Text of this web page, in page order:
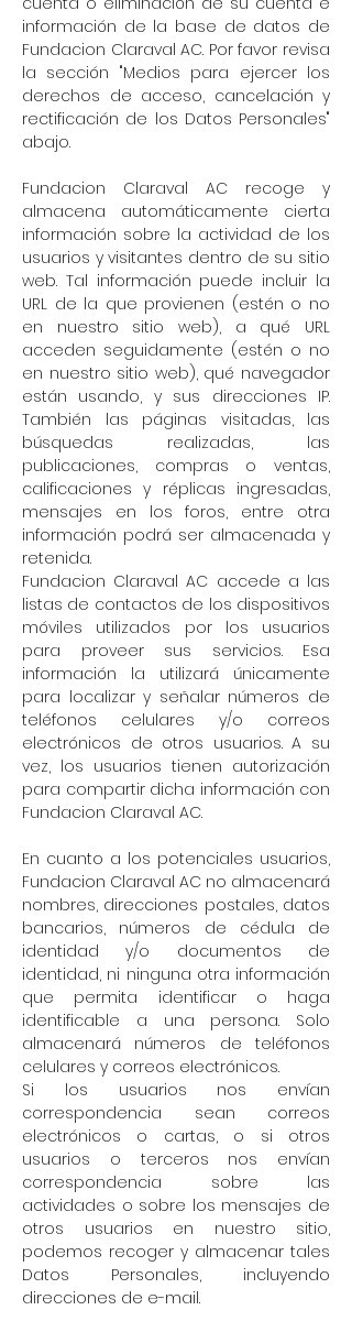
información de la base de datos de
Fundacion Claraval AC. Por favor revisa
la sección "Medios para ejercer los
derechos de acceso, cancelación y
rectificación de los Datos Personales"
abajo.
Fundacion Claraval AC recoge y
almacena automáticamente cierta
información sobre la actividad de los
usuarios y visitantes dentro de su sitio
web. Tal información puede incluir la
URL de la que provienen (estén o no
en nuestro sitio web), a qué URL
acceden seguidamente (estén o no
en nuestro sitio web), qué navegador
están usando, y sus direcciones IP.
También las páginas visitadas, las
búsquedas realizadas, las
publicaciones, compras o ventas,
calificaciones y réplicas ingresadas,
mensajes en los foros, entre otra
información podrá ser almacenada y
retenida.
Fundacion Claraval AC accede a las
listas de contactos de los dispositivos
móviles utilizados por los usuarios
para proveer sus servicios. Esa
información la utilizará únicamente
para localizar y señalar números de
teléfonos celulares y/o correos
electrónicos de otros usuarios. A su
vez, los usuarios tienen autorización
para compartir dicha información con
Fundacion Claraval AC.
En cuanto a los potenciales usuarios,
Fundacion Claraval AC no almacenará
nombres, direcciones postales, datos
bancarios, números de cédula de
identidad y/o documentos de
identidad, ni ninguna otra información
que permita identificar o haga
identificable a una persona. Solo
almacenará números de teléfonos
celulares y correos electrónicos.
Si los usuarios nos envían
correspondencia sean correos
electrónicos o cartas, o si otros
usuarios o terceros nos envían
correspondencia sobre las
actividades o sobre los mensajes de
otros usuarios en nuestro sitio,
podemos recoger y almacenar tales
Datos Personales, incluyendo
direcciones de e-mail.